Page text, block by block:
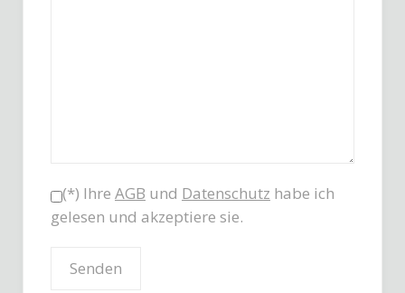
(*) Ihre AGB und Datenschutz habe ich
gelesen und akzeptiere sie.